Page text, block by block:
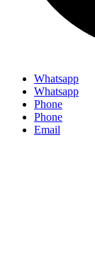
Whatsapp
Whatsapp
Phone
Phone
Email